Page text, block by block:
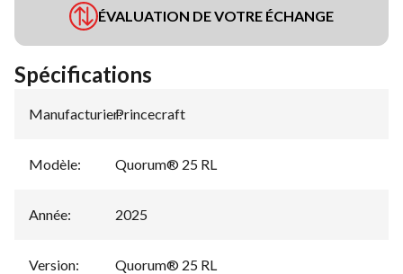
ÉVALUATION DE VOTRE ÉCHANGE
Spécifications
Manufacturier:
Princecraft
Modèle: Quorum® 25 RL
Année: 2025
Version: Quorum® 25 RL